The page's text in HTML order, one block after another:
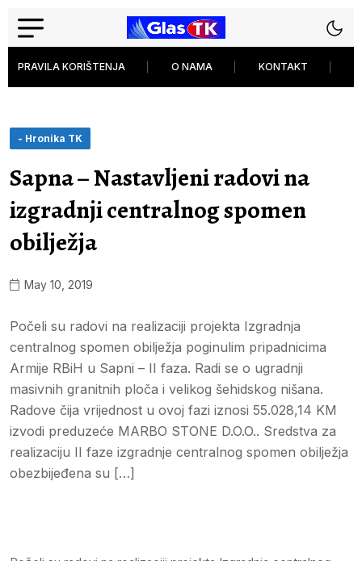
PRAVILA KORIŠTENJA O NAMA KONTAKT
- Hronika TK
Sapna – Nastavljeni radovi na
izgradnji centralnog spomen
obilježja
May 10, 2019
Počeli su radovi na realizaciji projekta Izgradnja
centralnog spomen obilježja poginulim pripadnicima
Armije RBiH u Sapni – II faza. Radi se o ugradnji
masivnih granitnih ploča i velikog šehidskog nišana.
Radove čija vrijednost u ovoj fazi iznosi 55.028,14 KM
izvodi preduzeće MARBO STONE D.O.O.. Sredstva za
realizaciju II faze izgradnje centralnog spomen obilježja
obezbijeđena su […]